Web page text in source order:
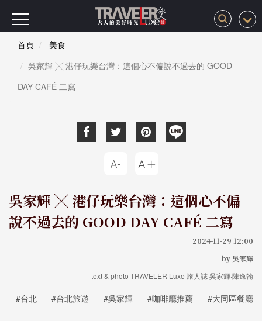
首頁
美食
吳家輝 ╳ 港仔玩樂台灣：這個心不偏說不過去的 GOOD
DAY CAFÉ 二寫
吳家輝 ╳ 港仔玩樂台灣：這個心不偏
說不過去的 GOOD DAY CAFÉ 二寫
2024-11-29 12:00
by 吳家輝
text & photo TRAVELER Luxe 旅人誌 吳家輝‧陳逸翰
#台北 #台北旅遊 #吳家輝 #咖啡廳推薦 #大同區餐廳